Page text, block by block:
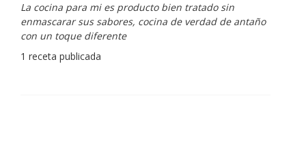
La cocina para mi es producto bien tratado sin
enmascarar sus sabores, cocina de verdad de antaño
con un toque diferente
1 receta publicada